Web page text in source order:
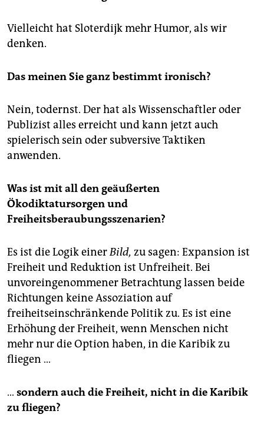
Vielleicht hat Sloterdijk mehr Humor, als wir
denken.
Das meinen Sie ganz bestimmt ironisch?
Nein, todernst. Der hat als Wissenschaftler oder
Publizist alles erreicht und kann jetzt auch
spielerisch sein oder subversive Taktiken
anwenden.
Was ist mit all den geäußerten
Ökodiktatursorgen und
Freiheitsberaubungsszenarien?
Es ist die Logik einerBild, zu sagen: Expansion ist
Freiheit und Reduktion ist Unfreiheit. Bei
unvoreingenommener Betrachtung lassen beide
Richtungen keine Assoziation auf
freiheitseinschränkende Politik zu. Es ist eine
Erhöhung der Freiheit, wenn Menschen nicht
mehr nur die Option haben, in die Karibik zu
fliegen …
… sondern auch die Freiheit, nicht in die Karibik
zu fliegen?